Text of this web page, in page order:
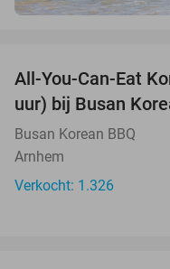
All-You-Can-Eat
uur) bij Busan
Busan Korean BBQ
Arnhem
Verkocht: 1.326